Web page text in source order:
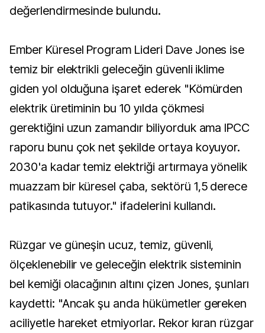
değerlendirmesinde bulundu.
Ember Küresel Program Lideri Dave Jones ise
temiz bir elektrikli geleceğin güvenli iklime
giden yol olduğuna işaret ederek "Kömürden
elektrik üretiminin bu 10 yılda çökmesi
gerektiğini uzun zamandır biliyorduk ama IPCC
raporu bunu çok net şekilde ortaya koyuyor.
2030'a kadar temiz elektriği artırmaya yönelik
muazzam bir küresel çaba, sektörü 1,5 derece
patikasında tutuyor." ifadelerini kullandı.
Rüzgar ve güneşin ucuz, temiz, güvenli,
ölçeklenebilir ve geleceğin elektrik sisteminin
bel kemiği olacağının altını çizen Jones, şunları
kaydetti: "Ancak şu anda hükümetler gereken
aciliyetle hareket etmiyorlar. Rekor kıran rüzgar